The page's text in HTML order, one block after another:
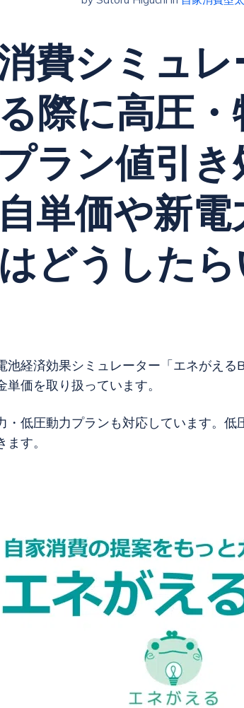
費シミュ
際に高圧
ラン値引
単価や新
どうした
池経済効果シミュレーター「エネがえ
単価を取り扱っています。
・低圧動力プランも対応しています。
す。